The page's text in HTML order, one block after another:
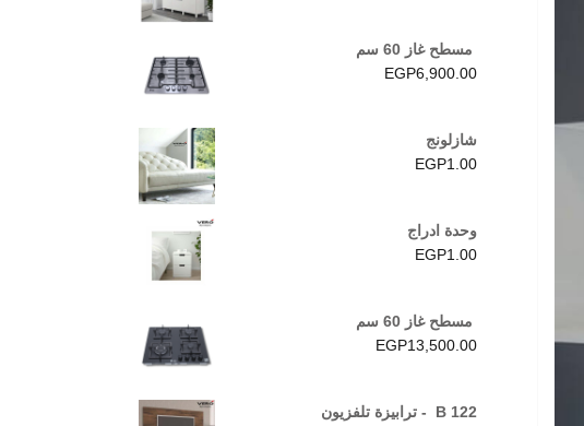
مسطح غاز 60 سم
EGP6,900.00
شازلونج
EGP1.00
وحدة ادراج
EGP1.00
مسطح غاز 60 سم
EGP13,500.00
B 122 - ترابيزة تلفزيون